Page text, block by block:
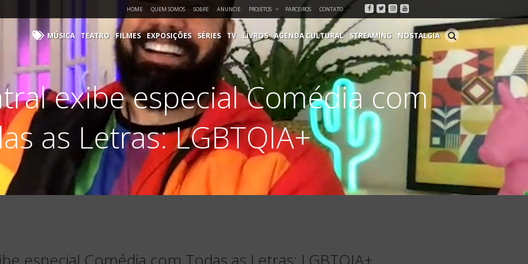
HOME QUEM SOMOS SOBRE ANUNCIE PROJETOS PARCEIROS CONTATO Facebook
Twitter
Instagram
Youtube
MÚSICA TEATRO FILMES EXPOSIÇÕES SÉRIES TV LIVROS AGENDA CULTURAL STREAMING NOSTALGIA
exibe especial Comédia com
as Letras: LGBTQIA+
especial Comédia com Todas as Letras: LGBTQIA+